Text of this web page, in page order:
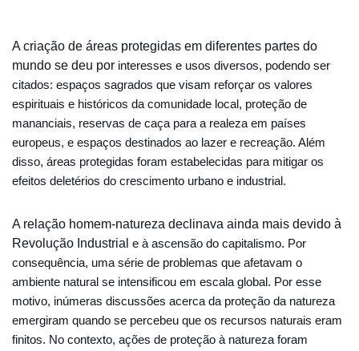
A criação de áreas protegidas em diferentes partes do
mundo se deu por interesses e usos diversos, podendo ser
citados: espaços sagrados que visam reforçar os valores
espirituais e históricos da comunidade local, proteção de
mananciais, reservas de caça para a realeza em países
europeus, e espaços destinados ao lazer e recreação. Além
disso, áreas protegidas foram estabelecidas para mitigar os
efeitos deletérios do crescimento urbano e industrial.
A relação homem-natureza declinava ainda mais devido à
Revolução Industrial e à ascensão do capitalismo. Por
consequência, uma série de problemas que afetavam o
ambiente natural se intensificou em escala global. Por esse
motivo, inúmeras discussões acerca da proteção da natureza
emergiram quando se percebeu que os recursos naturais eram
finitos. No contexto, ações de proteção à natureza foram